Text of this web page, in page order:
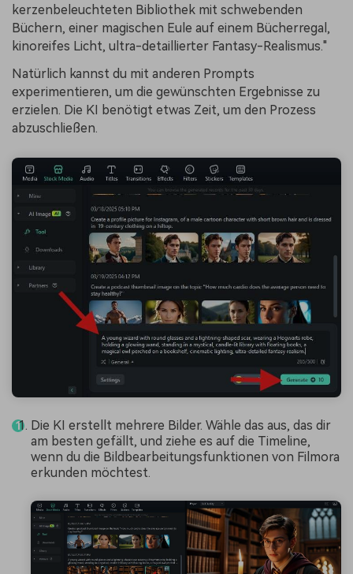
kerzenbeleuchteten Bibliothek mit schwebenden
Büchern, einer magischen Eule auf einem Bücherregal,
kinoreifes Licht, ultra-detaillierter Fantasy-Realismus."
Natürlich kannst du mit anderen Prompts
experimentieren, um die gewünschten Ergebnisse zu
erzielen. Die KI benötigt etwas Zeit, um den Prozess
abzuschließen.
Die KI erstellt mehrere Bilder. Wähle das aus, das dir
am besten gefällt, und ziehe es auf die Timeline,
wenn du die Bildbearbeitungsfunktionen von Filmora
erkunden möchtest.